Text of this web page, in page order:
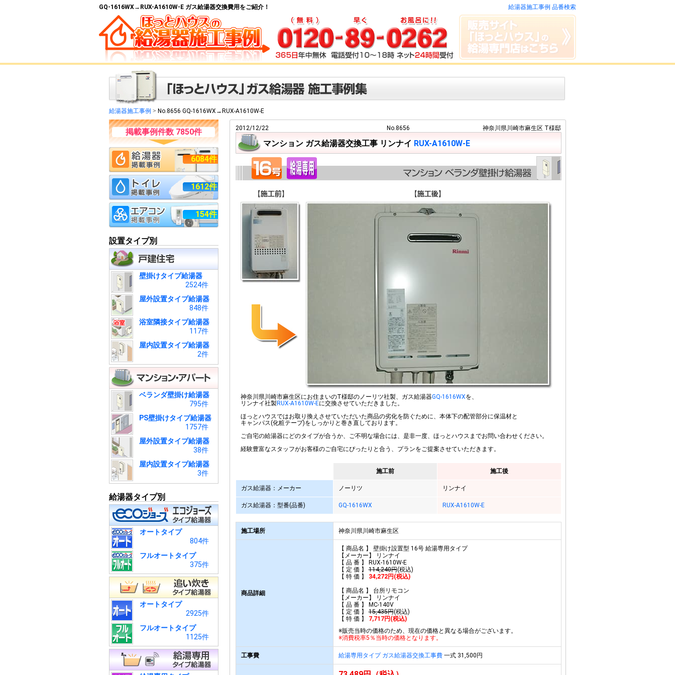
GQ-1616WX→RUX-A1610W-E ガス給湯器交換費用をご紹介！ 給湯器施工事例 品番検索
給湯器施工事例 > No.8656 GQ-1616WX→RUX-A1610W-E
掲載事例件数 7850件
6084件
1612件
154件
設置タイプ別
壁掛けタイプ給湯器
2524件
屋外設置タイプ給湯器
848件
浴室隣接タイプ給湯器
117件
屋内設置タイプ給湯器
2件
ベランダ壁掛け給湯器
795件
PS壁掛けタイプ給湯器
1757件
屋外設置タイプ給湯器
38件
屋内設置タイプ給湯器
3件
給湯器タイプ別
オートタイプ
804件
フルオートタイプ
375件
オートタイプ
2925件
フルオートタイプ
1125件
2012/12/22 No.8656 神奈川県川崎市麻生区 T様邸
マンション ガス給湯器交換工事 リンナイ RUX-A1610W-E
神奈川県川崎市麻生区にお住まいのT様邸のノーリツ社製、ガス給湯器GQ-1616WXを、
リンナイ社製RUX-A1610W-Eに交換させていただきました。
ほっとハウスではお取り換えさせていただいた商品の劣化を防ぐために、本体下の配管部分に保温材と
キャンパス(化粧テープ)をしっかりと巻き直しております。
ご自宅の給湯器にどのタイプが合うか、ご不明な場合には、是非一度、ほっとハウスまでお問い合わせください。
経験豊富なスタッフがお客様のご自宅にぴったりと合う、プランをご提案させていただきます。
施工前 施工後
ガス給湯器：メーカー ノーリツ リンナイ
ガス給湯器：型番(品番) GQ-1616WX RUX-A1610W-E
施工場所 神奈川県川崎市麻生区
商品詳細
【 商品名 】 壁掛け設置型 16号 給湯専用タイプ
【メーカー】 リンナイ
【 品 番 】 RUX-1610W-E
【 定 価 】114,240円(税込)
【 特 価 】
34,272円(税込)
【 商品名 】 台所リモコン
【メーカー】 リンナイ
【 品 番 】 MC-140V
【 定 価 】15,435円(税込)
【 特 価 】
7,717円(税込)
※販売当時の価格のため、現在の価格と異なる場合がございます。
※消費税率5％当時の価格となります。
工事費 給湯専用タイプ ガス給湯器交換工事費一式 31,500円